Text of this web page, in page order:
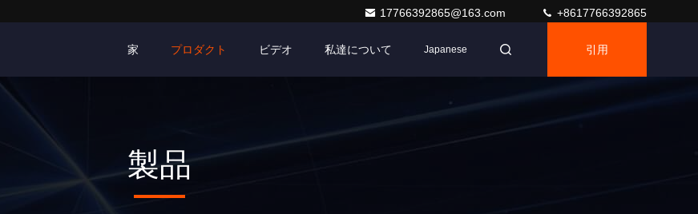
17766392865@163.com +8617766392865
家 プロダクト ビデオ 私達について Japanese 引用
製品